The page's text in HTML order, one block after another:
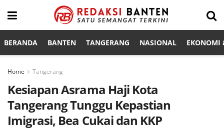
BERANDA BANTEN TANGERANG NASIONAL EKONOMI
Home Tangerang
Kesiapan Asrama Haji Kota
Tangerang Tunggu Kepastian
Imigrasi, Bea Cukai dan KKP